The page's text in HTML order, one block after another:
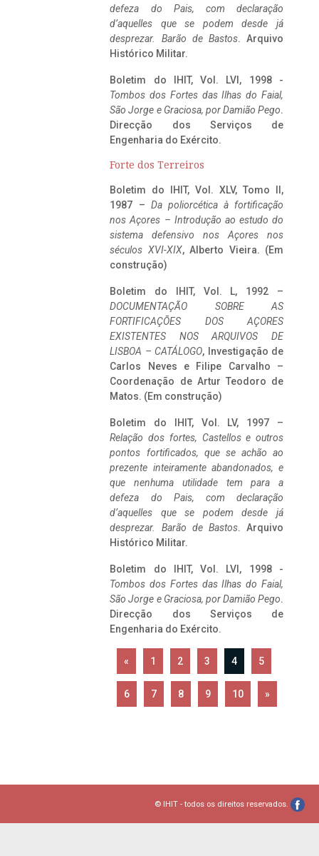
defeza do Pais, com declaração
d’aquelles que se podem desde já
desprezar. Barão de Bastos. Arquivo
Histórico Militar.
Boletim do IHIT, Vol. LVI, 1998 -
Tombos dos Fortes das Ilhas do Faial,
São Jorge e Graciosa, por Damião Pego.
Direcção dos Serviços de
Engenharia do Exército.
Forte dos Terreiros
Boletim do IHIT, Vol. XLV, Tomo II,
1987 – Da poliorcética à fortificação
nos Açores – Introdução ao estudo do
sistema defensivo nos Açores nos
séculos XVI-XIX, Alberto Vieira. (Em
construção)
Boletim do IHIT, Vol. L, 1992 –
DOCUMENTAÇÃO SOBRE AS
FORTIFICAÇÕES DOS AÇORES
EXISTENTES NOS ARQUIVOS DE
LISBOA – CATÁLOGO, Investigação de
Carlos Neves e Filipe Carvalho –
Coordenação de Artur Teodoro de
Matos. (Em construção)
Boletim do IHIT, Vol. LV, 1997 –
Relação dos fortes, Castellos e outros
pontos fortificados, que se achão ao
prezente inteiramente abandonados, e
que nenhuma utilidade tem para a
defeza do Pais, com declaração
d’aquelles que se podem desde já
desprezar. Barão de Bastos. Arquivo
Histórico Militar.
Boletim do IHIT, Vol. LVI, 1998 -
Tombos dos Fortes das Ilhas do Faial,
São Jorge e Graciosa, por Damião Pego.
Direcção dos Serviços de
Engenharia do Exército.
« 1 2 3 4 5
6 7 8 9 10 »
© IHIT - todos os direitos reservados.